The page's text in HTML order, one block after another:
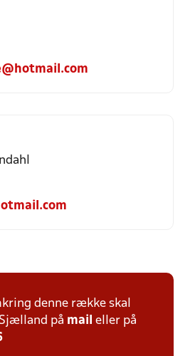
denne række skal
på mail eller på